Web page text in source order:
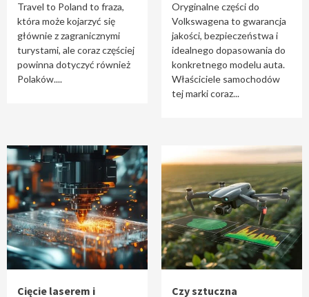
2
Oryginalne części do Volkswagena –
dlaczego warto je wybierać?
Cięcie laserem i frezowanie CNC –
4
Czy sztuczna inteligencja wyprze pracę
geodety w przyszłości?
5
Tworzenie aplikacji internetowych – jak
powstają nowoczesne rozwiązania cyfrowe
Travel to Poland to fraza,
która może kojarzyć się
głównie z zagranicznymi
turystami, ale coraz częściej
powinna dotyczyć również
Polaków....
Oryginalne części do
Volkswagena to gwarancja
jakości, bezpieczeństwa i
idealnego dopasowania do
konkretnego modelu auta.
Właściciele samochodów
tej marki coraz...
Cięcie laserem i
Czy sztuczna